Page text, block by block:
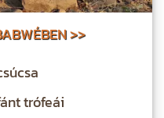
>>
trófeái